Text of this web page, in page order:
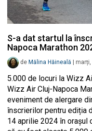
S-a dat startul la
Napoca Marathon
de Mălina Hăineală
5.000 de locuri la Wizz
Wizz Air Cluj-Napoca
eveniment de alergare
înscrierilor pentru ediția
14 aprilie 2024 în orașul